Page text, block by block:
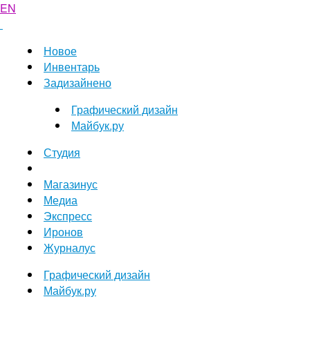
EN
Новое
Инвентарь
Задизайнено
Графический дизайн
Майбук.ру
Студия
Магазинус
Медиа
Экспресс
Иронов
Журналус
Графический дизайн
Майбук.ру